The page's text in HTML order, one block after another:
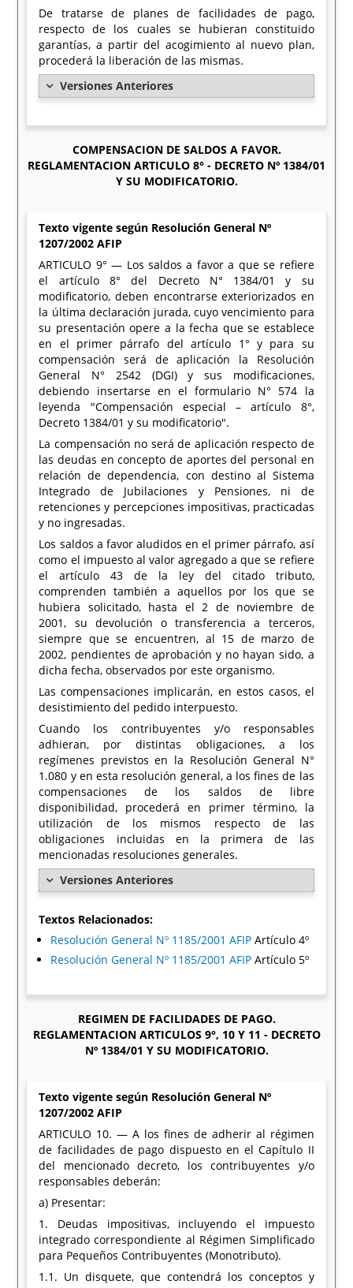
De tratarse de planes de facilidades de pago,
respecto de los cuales se hubieran constituido
garantías, a partir del acogimiento al nuevo plan,
procederá la liberación de las mismas.
Versiones Anteriores
COMPENSACION DE SALDOS A FAVOR.
REGLAMENTACION ARTICULO 8° - DECRETO Nº 1384/01
Y SU MODIFICATORIO.
Texto vigente según Resolución General Nº
1207/2002 AFIP
ARTICULO 9° — Los saldos a favor a que se refiere
el artículo 8° del Decreto N° 1384/01 y su
modificatorio, deben encontrarse exteriorizados en
la última declaración jurada, cuyo vencimiento para
su presentación opere a la fecha que se establece
en el primer párrafo del artículo 1° y para su
compensación será de aplicación la Resolución
General N° 2542 (DGI) y sus modificaciones,
debiendo insertarse en el formulario N° 574 la
leyenda "Compensación especial – artículo 8°,
Decreto 1384/01 y su modificatorio".
La compensación no será de aplicación respecto de
las deudas en concepto de aportes del personal en
relación de dependencia, con destino al Sistema
Integrado de Jubilaciones y Pensiones, ni de
retenciones y percepciones impositivas, practicadas
y no ingresadas.
Los saldos a favor aludidos en el primer párrafo, así
como el impuesto al valor agregado a que se refiere
el artículo 43 de la ley del citado tributo,
comprenden también a aquellos por los que se
hubiera solicitado, hasta el 2 de noviembre de
2001, su devolución o transferencia a terceros,
siempre que se encuentren, al 15 de marzo de
2002, pendientes de aprobación y no hayan sido, a
dicha fecha, observados por este organismo.
Las compensaciones implicarán, en estos casos, el
desistimiento del pedido interpuesto.
Cuando los contribuyentes y/o responsables
adhieran, por distintas obligaciones, a los
regímenes previstos en la Resolución General N°
1.080 y en esta resolución general, a los fines de las
compensaciones de los saldos de libre
disponibilidad, procederá en primer término, la
utilización de los mismos respecto de las
obligaciones incluidas en la primera de las
mencionadas resoluciones generales.
Versiones Anteriores
Textos Relacionados:
Resolución General Nº 1185/2001 AFIP Artículo 4º
Resolución General Nº 1185/2001 AFIP Artículo 5º
REGIMEN DE FACILIDADES DE PAGO.
REGLAMENTACION ARTICULOS 9°, 10 Y 11 - DECRETO
Nº 1384/01 Y SU MODIFICATORIO.
Texto vigente según Resolución General Nº
1207/2002 AFIP
ARTICULO 10. — A los fines de adherir al régimen
de facilidades de pago dispuesto en el Capítulo II
del mencionado decreto, los contribuyentes y/o
responsables deberán:
a) Presentar:
1. Deudas impositivas, incluyendo el impuesto
integrado correspondiente al Régimen Simplificado
para Pequeños Contribuyentes (Monotributo).
1.1. Un disquete, que contendrá los conceptos y